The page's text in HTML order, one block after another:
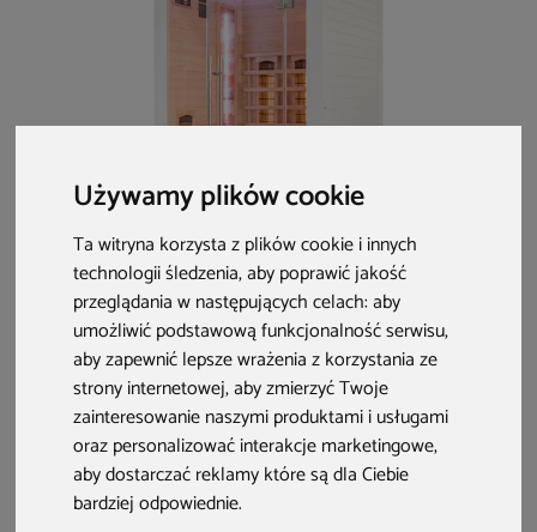
Używamy plików cookie
Ta witryna korzysta z plików cookie i innych
technologii śledzenia, aby poprawić jakość
przeglądania w następujących celach:aby
umożliwić podstawową funkcjonalność serwisu,
aby zapewnić lepsze wrażenia z korzystania ze
strony internetowej,aby zmierzyć Twoje
zainteresowanie naszymi produktami i usługami
oraz personalizować interakcje marketingowe,
aby dostarczać reklamy które są dla Ciebie
bardziej odpowiednie.
PRZE-KORZYSTNIE